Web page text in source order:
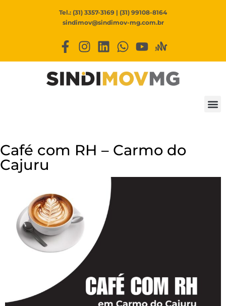
Tel.: (31) 3357-3169 | (31) 99108-8164
sindimov@sindimov-mg.com.br
Café com RH – Carmo do
Cajuru